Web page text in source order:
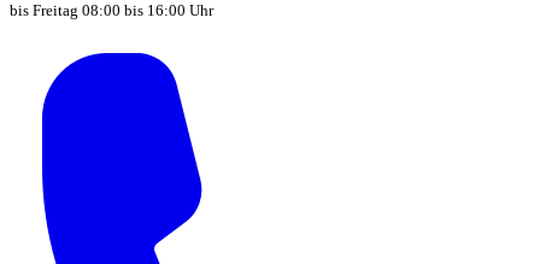
bis Freitag 08:00 bis 16:00 Uhr